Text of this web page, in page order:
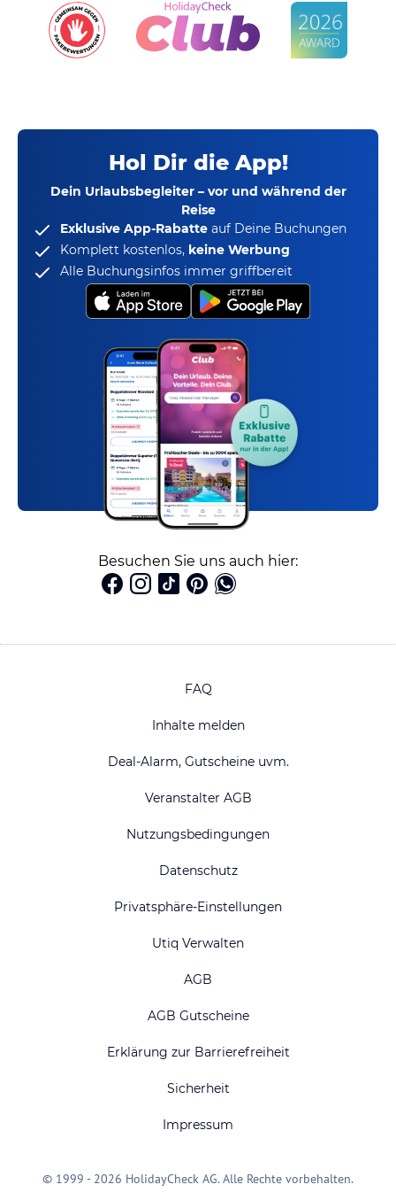
Hol Dir die App!
Dein Urlaubsbegleiter – vor und während der
Reise
Exklusive App-Rabatte auf Deine Buchungen
Komplett kostenlos, keine Werbung
Alle Buchungsinfos immer griffbereit
Besuchen Sie uns auch hier:
FAQ
Inhalte melden
Deal-Alarm, Gutscheine uvm.
Veranstalter AGB
Nutzungsbedingungen
Datenschutz
Privatsphäre-Einstellungen
Utiq Verwalten
AGB
AGB Gutscheine
Erklärung zur Barrierefreiheit
Sicherheit
Impressum
© 1999 - 2026 HolidayCheck AG. Alle Rechte vorbehalten.